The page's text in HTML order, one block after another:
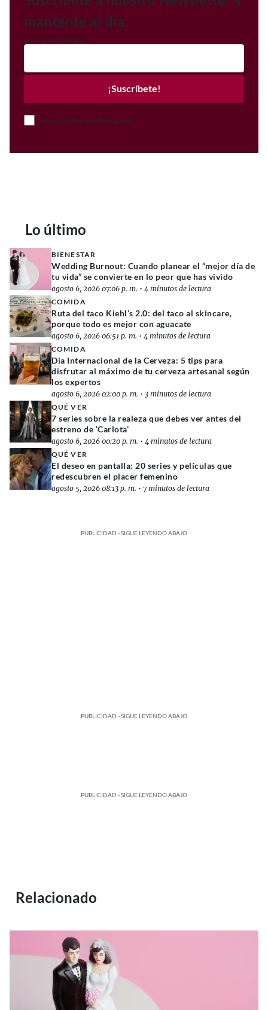
mantente al día.
Correo electrónico
¡Suscríbete!
Acepto el Aviso de Privacidad
Lo último
BIENESTAR
Wedding Burnout: Cuando planear el “mejor día de
tu vida” se convierte en lo peor que has vivido
agosto 6, 2026 07:06 p. m. • 4 minutos de lectura
COMIDA
Ruta del taco Kiehl’s 2.0: del taco al skincare,
porque todo es mejor con aguacate
agosto 6, 2026 06:51 p. m. • 4 minutos de lectura
COMIDA
Día Internacional de la Cerveza: 5 tips para
disfrutar al máximo de tu cerveza artesanal según
los expertos
agosto 6, 2026 02:00 p. m. • 3 minutos de lectura
QUÉ VER
7 series sobre la realeza que debes ver antes del
estreno de ‘Carlota’
agosto 6, 2026 00:20 p. m. • 4 minutos de lectura
QUÉ VER
El deseo en pantalla: 20 series y películas que
redescubren el placer femenino
agosto 5, 2026 08:13 p. m. • 7 minutos de lectura
PUBLICIDAD - SIGUE LEYENDO ABAJO
PUBLICIDAD - SIGUE LEYENDO ABAJO
PUBLICIDAD - SIGUE LEYENDO ABAJO
Relacionado